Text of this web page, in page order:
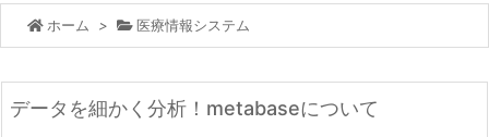
ホーム > 医療情報システム
データを細かく分析！metabaseについて